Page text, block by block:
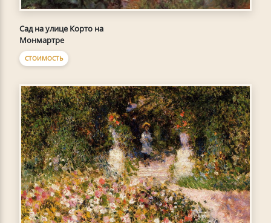
Сад на улице Корто на
Монмартре
СТОИМОСТЬ